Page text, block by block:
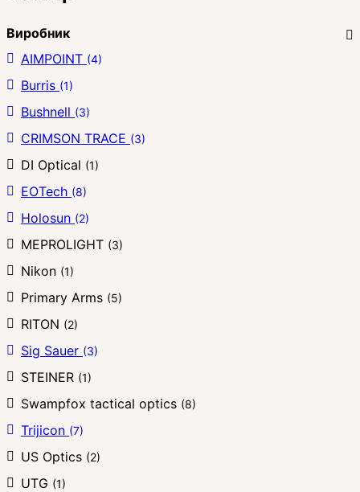
Виробник
AIMPOINT (4)
Burris (1)
Bushnell (3)
CRIMSON TRACE (3)
DI Optical (1)
EOTech (8)
Holosun (2)
MEPROLIGHT (3)
Nikon (1)
Primary Arms (5)
RITON (2)
Sig Sauer (3)
STEINER (1)
Swampfox tactical optics (8)
Trijicon (7)
US Optics (2)
UTG (1)